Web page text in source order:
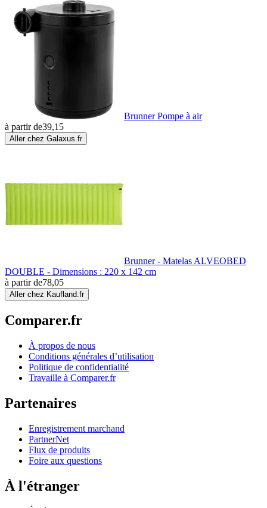
Brunner Pompe à air
à partir de39,15
Aller chez Galaxus.fr
Brunner - Matelas ALVEOBED
DOUBLE - Dimensions : 220 x 142 cm
à partir de78,05
Aller chez Kaufland.fr
Comparer.fr
À propos de nous
Conditions générales d’utilisation
Politique de confidentialité
Travaille à Comparer.fr
Partenaires
Enregistrement marchand
PartnerNet
Flux de produits
Foire aux questions
À l'étranger